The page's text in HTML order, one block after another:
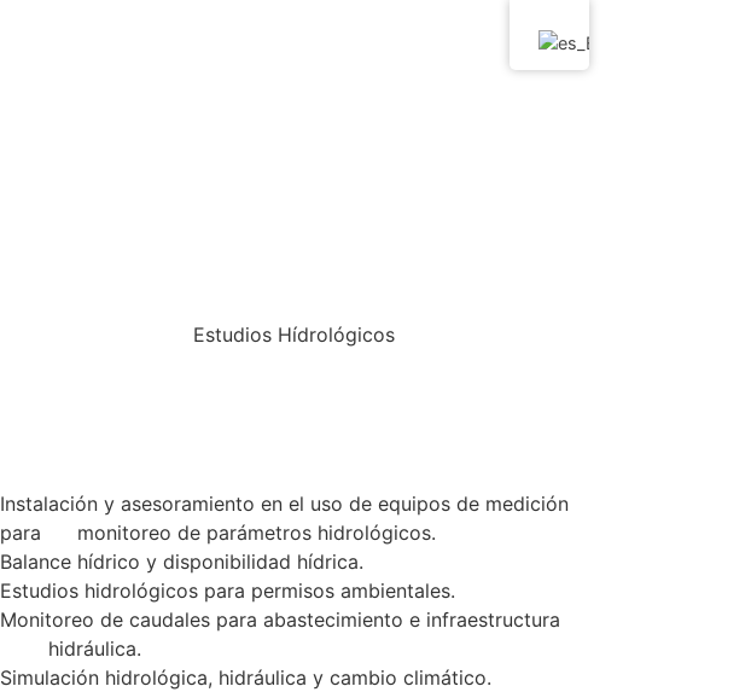
Instalación y asesoramiento en el uso de equipos de medición
para monitoreo de parámetros hidrológicos.
Balance hídrico y disponibilidad hídrica.
Estudios hidrológicos para permisos ambientales.
Monitoreo de caudales para abastecimiento e infraestructura
hidráulica.
Simulación hidrológica, hidráulica y cambio climático.